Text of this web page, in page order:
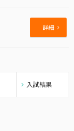
詳細
入試結果